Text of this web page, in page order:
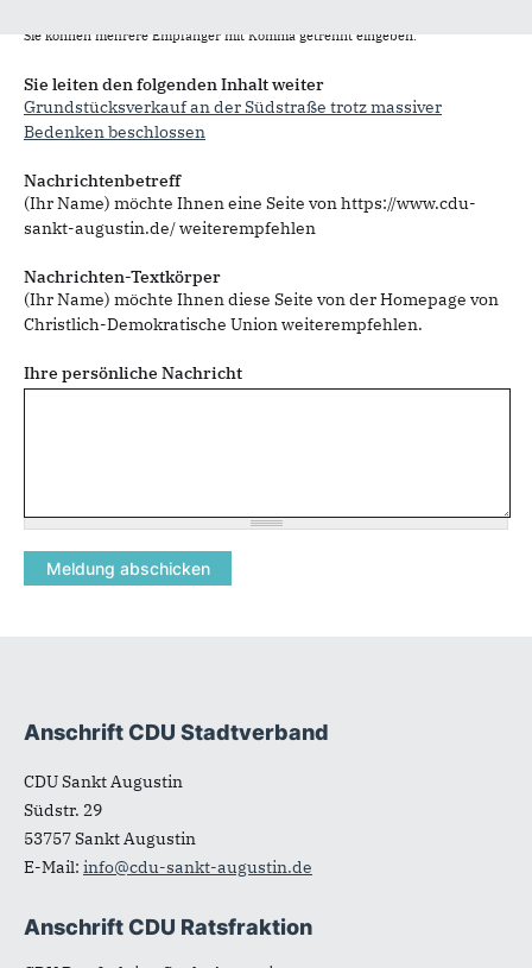
Sie können mehrere Empfänger mit Komma getrennt eingeben.
Sie leiten den folgenden Inhalt weiter
Grundstücksverkauf an der Südstraße trotz massiver
Bedenken beschlossen
Nachrichtenbetreff
(Ihr Name) möchte Ihnen eine Seite von https://www.cdu-
sankt-augustin.de/ weiterempfehlen
Nachrichten-Textkörper
(Ihr Name) möchte Ihnen diese Seite von der Homepage von
Christlich-Demokratische Union weiterempfehlen.
Ihre persönliche Nachricht
Fußbereich
Anschrift CDU Stadtverband
CDU Sankt Augustin
Südstr. 29
53757Sankt Augustin
E-Mail: info@cdu-sankt-augustin.de
Anschrift CDU Ratsfraktion